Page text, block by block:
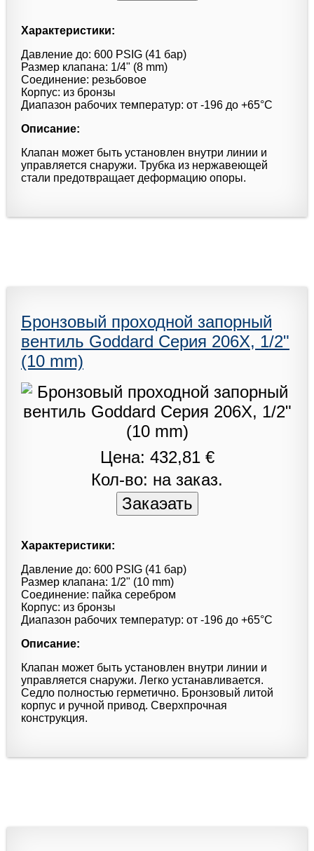
Характеристики:
Давление до: 600 PSIG (41 бар)
Размер клапана: 1/4" (8 mm)
Соединение: резьбовое
Корпус: из бронзы
Диапазон рабочих температур: от -196 до +65°С
Описание:
Клапан может быть установлен внутри линии и
управляется снаружи. Трубка из нержавеющей
стали предотвращает деформацию опоры.
Бронзовый проходной запорный
вентиль Goddard Серия 206X, 1/2"
(10 mm)
Цена: 432,81 €
Кол-во: на заказ.
Характеристики:
Давление до: 600 PSIG (41 бар)
Размер клапана: 1/2" (10 mm)
Соединение: пайка серебром
Корпус: из бронзы
Диапазон рабочих температур: от -196 до +65°С
Описание:
Клапан может быть установлен внутри линии и
управляется снаружи. Легко устанавливается.
Седло полностью герметично. Бронзовый литой
корпус и ручной привод. Сверхпрочная
конструкция.